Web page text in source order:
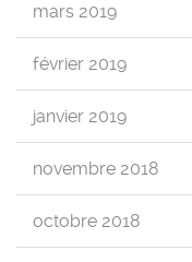
mars 2019
février 2019
janvier 2019
novembre 2018
octobre 2018